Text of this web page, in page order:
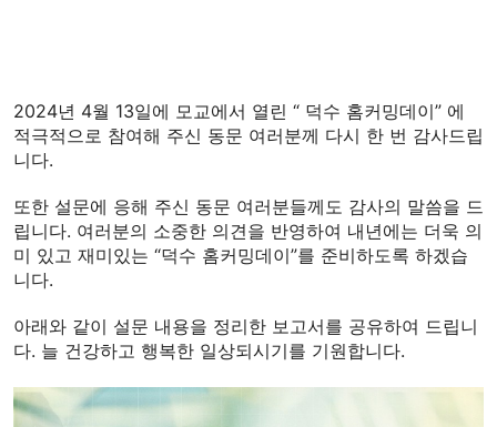
2024년 4월 13일에 모교에서 열린 “ 덕수 홈커밍데이” 에
적극적으로 참여해 주신 동문 여러분께 다시 한 번 감사드립
니다.
또한 설문에 응해 주신 동문 여러분들께도 감사의 말씀을 드
립니다. 여러분의 소중한 의견을 반영하여 내년에는 더욱 의
미 있고 재미있는 “덕수 홈커밍데이”를 준비하도록 하겠습
니다.
아래와 같이 설문 내용을 정리한 보고서를 공유하여 드립니
다. 늘 건강하고 행복한 일상되시기를 기원합니다.